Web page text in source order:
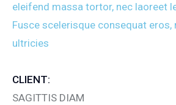
eleifend massa tortor, nec laoreet
Fusce scelerisque consequat eros,
ultricies
CLIENT:
SAGITTIS DIAM